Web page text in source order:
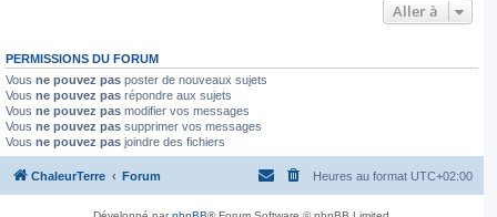
Aller à
PERMISSIONS DU FORUM
Vous ne pouvez pas poster de nouveaux sujets
Vous ne pouvez pas répondre aux sujets
Vous ne pouvez pas modifier vos messages
Vous ne pouvez pas supprimer vos messages
Vous ne pouvez pas joindre des fichiers
ChaleurTerre Forum Heures au format UTC+02:00